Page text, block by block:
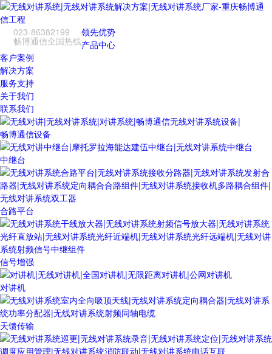
023-86382199
畅博通信全国热线
领先优势
产品中心
客户案例
解决方案
服务支持
关于我们
联系我们
畅博通信设备
中继台
合路平台
信号增强
对讲机
天馈传输